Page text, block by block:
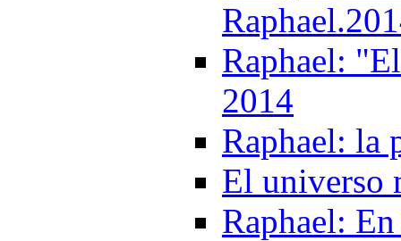
Raphael:
2014
Raphael: la
El universo
Raphael: